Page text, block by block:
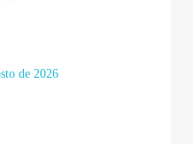
de 2026